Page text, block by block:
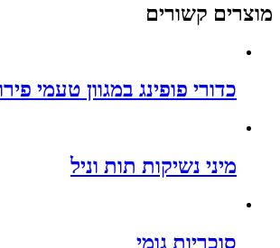
מוצרים קשורים
כדורי פופינג במגוון טעמי
מיני נשיקות תות וניל
סוכריות גומי